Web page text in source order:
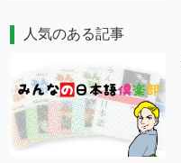
人気のある記事